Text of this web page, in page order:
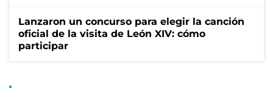
Lanzaron un concurso para elegir la canción
oficial de la visita de León XIV: cómo
participar